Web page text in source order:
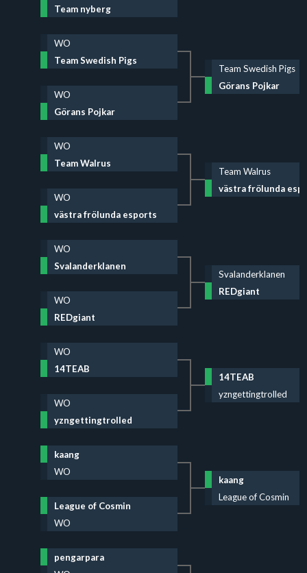
Team nyberg
WO
Team Swedish Pigs
WO
Görans Pojkar
WO
Team Walrus
WO
västra frölunda esports
WO
Svalanderklanen
WO
REDgiant
WO
14TEAB
WO
yzngettingtrolled
kaang
WO
League of Cosmin
WO
pengarpara
Team Swedish Pigs
Görans Pojkar
Team Walrus
västra frölunda
Svalanderklanen
REDgiant
14TEAB
yzngettingtrolled
kaang
League of Cosmin